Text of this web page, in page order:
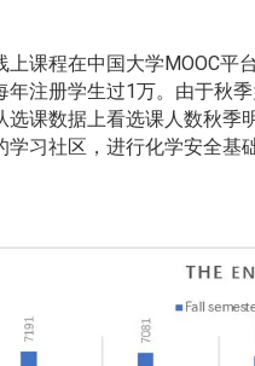
上课程在中国大学MOOC平
年注册学生过1万。由于秋
选课数据上看选课人数秋季
习社区，进行化学安全基